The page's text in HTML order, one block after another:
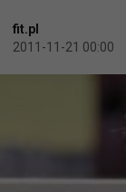
fit.pl
2011-11-21 00:00